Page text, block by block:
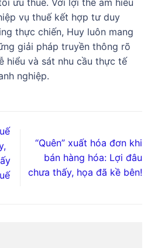
ưu thuế. Với lợi thế am hiểu
vụ thuế kết hợp tư duy
thực chiến, Huy luôn mang
giải pháp truyền thông rõ
hiểu và sát nhu cầu thực tế
nghiệp.
“Quên” xuất hóa đơn khi
bán hàng hóa: Lợi đâu
chưa thấy, họa đã kề bên!